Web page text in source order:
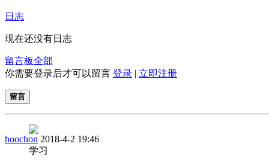
日志
现在还没有日志
留言板全部
你需要登录后才可以留言 登录 | 立即注册
留言
hoochon 2018-4-2 19:46
学习